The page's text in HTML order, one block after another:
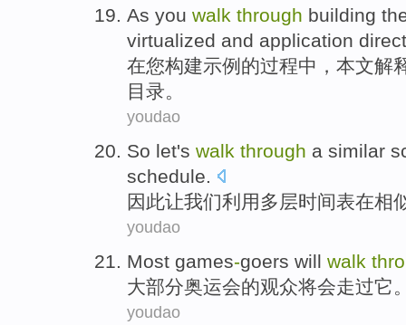
As you walk through building
virtualized and application
在您构建示例 的过程中，本文解
目录。
youdao
So let's walk through a similar
schedule.
因此让我们利用 多层时间表在相
youdao
Most games-goers will walk
大部分奥运会的观众将会走过它
youdao